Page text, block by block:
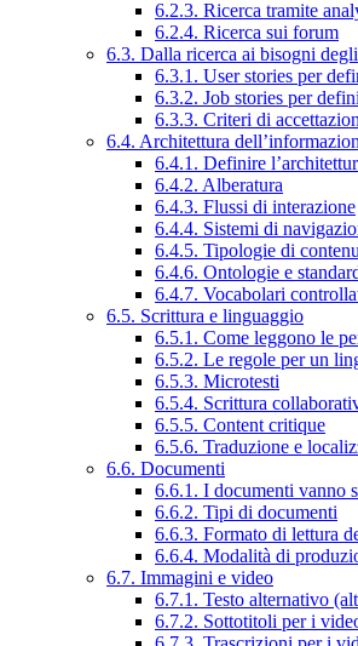
6.2.3. Ricerca tramite
6.2.4. Ricerca sui forum
6.3. Dalla ricerca ai bisogni
6.3.1. User stories per
6.3.2. Job stories per
6.3.3. Criteri di
6.4. Architettura
6.4.1. Definire
6.4.2. Alberatura
6.4.3. Flussi di interazione
6.4.4. Sistemi di
6.4.5. Tipologie di
6.4.6. Ontologie e
6.4.7. Vocabolari
6.5. Scrittura e linguaggio
6.5.1. Come leggono le
6.5.2. Le regole per un
6.5.3. Microtesti
6.5.4. Scrittura
6.5.5. Content critique
6.5.6. Traduzione e
6.6. Documenti
6.6.1. I documenti vanno
6.6.2. Tipi di documenti
6.6.3. Formato di lettura
6.6.4. Modalità di
6.7. Immagini e video
6.7.1. Testo alternativo
6.7.2. Sottotitoli per i